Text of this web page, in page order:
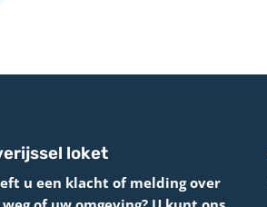
loket
u een klacht of melding over